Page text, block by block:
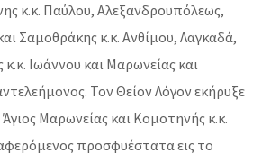
κ.κ. Παύλου, Αλεξανδρουπόλεως,
Σαμοθράκης κ.κ. Ανθίμου, Λαγκαδά,
κ.κ. Ιωάννου και Μαρωνείας και
Τον Θείον Λόγον εκήρυξε
Μαρωνείας και Κομοτηνής κ.κ.
προσφυέστατα εις το